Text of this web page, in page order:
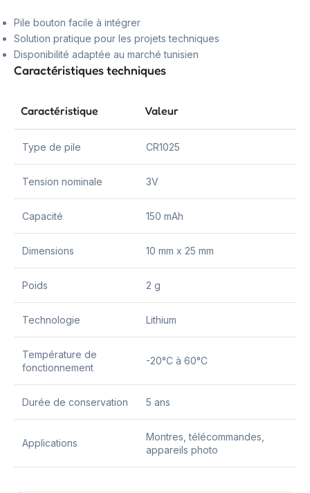
Pile bouton facile à intégrer
Solution pratique pour les projets techniques
Disponibilité adaptée au marché tunisien
Caractéristiques techniques
Caractéristique Valeur
Type de pile CR1025
Tension nominale 3V
Capacité 150 mAh
Dimensions 10 mm x 25 mm
Poids 2 g
Technologie Lithium
Température de
fonctionnement
-20°C à 60°C
Durée de conservation 5 ans
Applications
Montres, télécommandes,
appareils photo